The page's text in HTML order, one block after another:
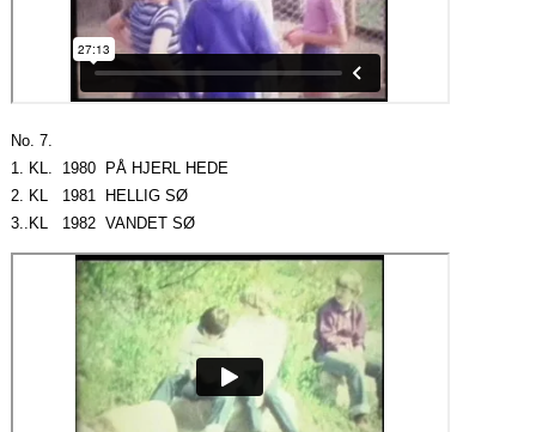
No. 7.
1. KL. 1980 PÅ HJERL HEDE
2. KL 1981 HELLIG SØ
3..KL 1982 VANDET SØ